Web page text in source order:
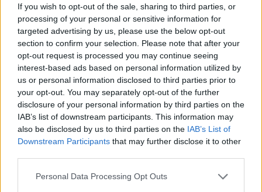
If you wish to opt-out of the sale, sharing to third parties, or
processing of your personal or sensitive information for
targeted advertising by us, please use the below opt-out
section to confirm your selection. Please note that after your
opt-out request is processed you may continue seeing
interest-based ads based on personal information utilized by
us or personal information disclosed to third parties prior to
your opt-out. You may separately opt-out of the further
disclosure of your personal information by third parties on the
IAB’s list of downstream participants. This information may
also be disclosed by us to third parties on the IAB’s List of
Downstream Participants that may further disclose it to other
Please note that this website/app uses one or more Google
Personal Data Processing Opt Outs
„Izrael, azt hiszitek, hogy ti
vagytok a világ királyai, ebben a
szállodában nem kaptok szobát;
izraeliek nem fognak ebben a
szállodában aludni”.
Amikor Omari megpróbálta igénybe venni a
szálloda biztonsági őrének segítségét, az őr
a recepciós mellé állt. A házaspárt
kisgyermekükkel együtt kidobták a